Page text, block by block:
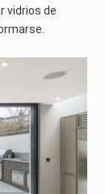
vidrios de